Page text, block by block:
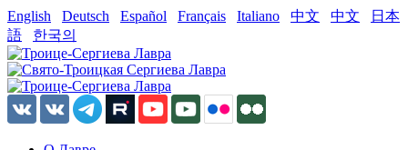
English Deutsch Español Français Italiano 中文 中文
日本
語
한국의